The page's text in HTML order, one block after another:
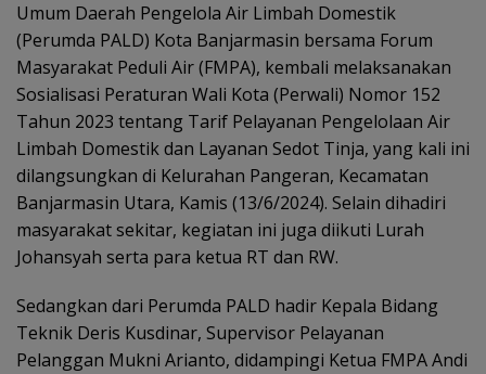
Umum Daerah Pengelola Air Limbah Domestik
(Perumda PALD) Kota Banjarmasin bersama Forum
Masyarakat Peduli Air (FMPA), kembali melaksanakan
Sosialisasi Peraturan Wali Kota (Perwali) Nomor 152
Tahun 2023 tentang Tarif Pelayanan Pengelolaan Air
Limbah Domestik dan Layanan Sedot Tinja, yang kali ini
dilangsungkan di Kelurahan Pangeran, Kecamatan
Banjarmasin Utara, Kamis (13/6/2024). Selain dihadiri
masyarakat sekitar, kegiatan ini juga diikuti Lurah
Johansyah serta para ketua RT dan RW.
Sedangkan dari Perumda PALD hadir Kepala Bidang
Teknik Deris Kusdinar, Supervisor Pelayanan
Pelanggan Mukni Arianto, didampingi Ketua FMPA Andi